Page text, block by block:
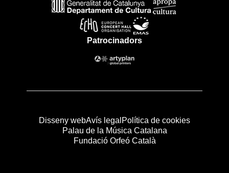
Patrocinadors
Disseny webAvís legal Política de cookies
Palau de la Música Catalana
Fundació Orfeó Català